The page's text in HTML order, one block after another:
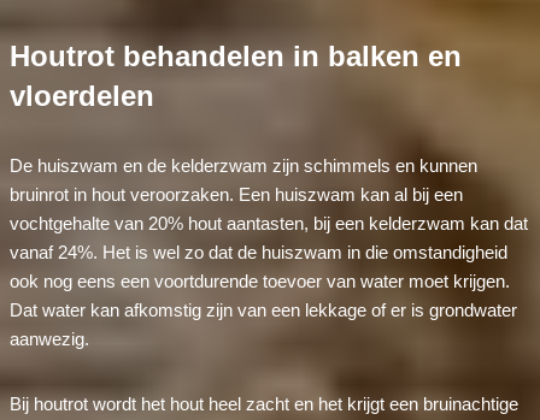
Houtrot behandelen in balken en
vloerdelen
De huiszwam en de kelderzwam zijn schimmels en kunnen
bruinrot in hout veroorzaken. Een huiszwam kan al bij een
vochtgehalte van 20% hout aantasten, bij een kelderzwam kan dat
vanaf 24%. Het is wel zo dat de huiszwam in die omstandigheid
ook nog eens een voortdurende toevoer van water moet krijgen.
Dat water kan afkomstig zijn van een lekkage of er is grondwater
aanwezig.
Bij houtrot wordt het hout heel zacht en het krijgt een bruinachtige